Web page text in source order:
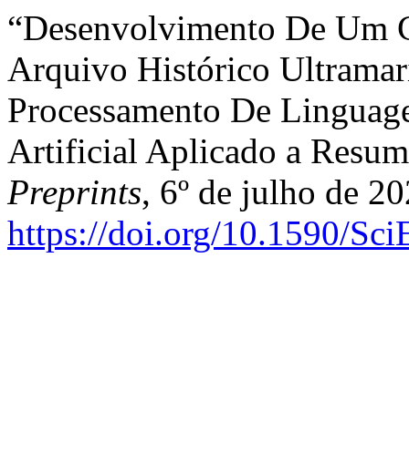
“Desenvolvimento De Um
Arquivo Histórico
Processamento De
Artificial Aplicado a
Preprints, 6º de julho de
https://doi.org/10.1590/